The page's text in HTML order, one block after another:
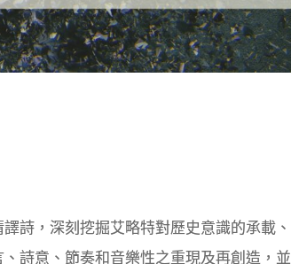
詩，深刻挖掘艾略特對歷史意識的承載、
詩意、節奏和音樂性之重現及再創造，並